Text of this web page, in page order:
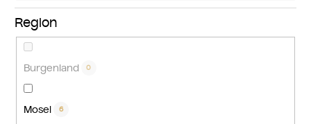
Region
Burgenland 0
Mosel 6